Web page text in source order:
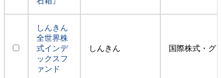
しんきん
全世界株
式インデ
ックスフ
ァンド
しんきん 国際株式・グ